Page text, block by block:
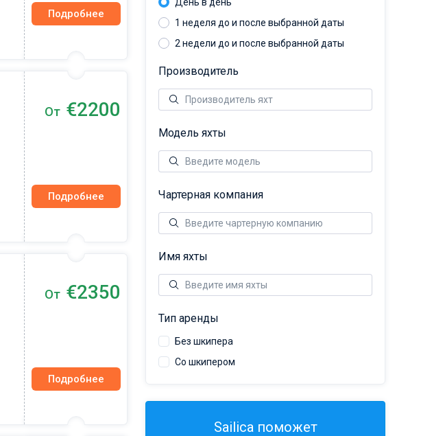
Подробнее
От €2200
Подробнее
От €2350
Подробнее
1 неделя до и после выбранной даты
2 недели до и после выбранной даты
Производитель
Модель яхты
Чартерная компания
Имя яхты
Тип аренды
Без шкипера
Со шкипером
Sailica поможет